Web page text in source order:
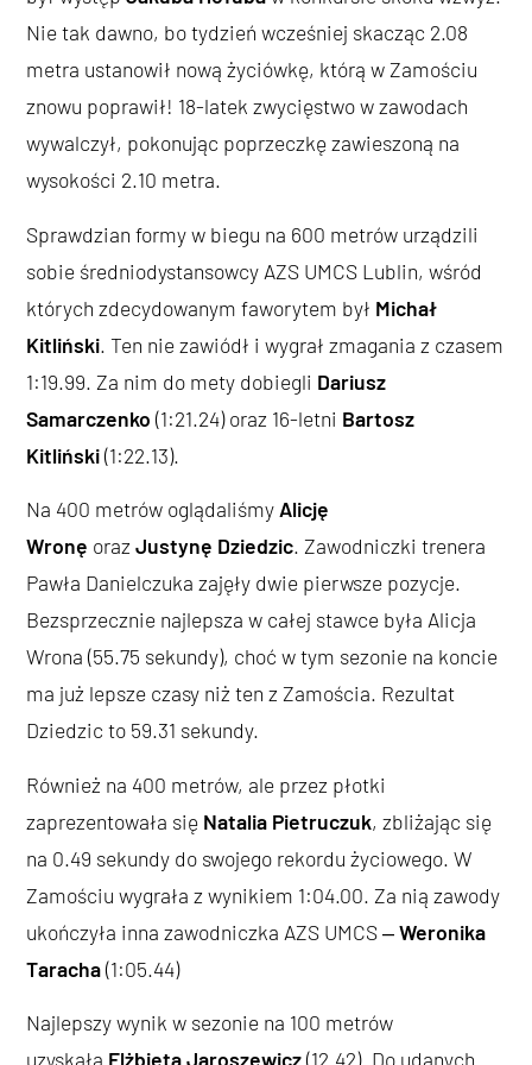
Nie tak dawno, bo tydzień wcześniej skacząc 2.08
metra ustanowił nową życiówkę, którą w Zamościu
znowu poprawił! 18-latek zwycięstwo w zawodach
wywalczył, pokonując poprzeczkę zawieszoną na
wysokości 2.10 metra.
Sprawdzian formy w biegu na 600 metrów urządzili
sobie średniodystansowcy AZS UMCS Lublin, wśród
których zdecydowanym faworytem był Michał
Kitliński. Ten nie zawiódł i wygrał zmagania z czasem
1:19.99. Za nim do mety dobiegli Dariusz
Samarczenko(1:21.24) oraz 16-letni Bartosz
Kitliński(1:22.13).
Na 400 metrów oglądaliśmy Alicję
Wronę orazJustynę Dziedzic. Zawodniczki trenera
Pawła Danielczuka zajęły dwie pierwsze pozycje.
Bezsprzecznie najlepsza w całej stawce była Alicja
Wrona (55.75 sekundy), choć w tym sezonie na koncie
ma już lepsze czasy niż ten z Zamościa. Rezultat
Dziedzic to 59.31 sekundy.
Również na 400 metrów, ale przez płotki
zaprezentowała się Natalia Pietruczuk, zbliżając się
na 0.49 sekundy do swojego rekordu życiowego. W
Zamościu wygrała z wynikiem 1:04.00. Za nią zawody
ukończyła inna zawodniczka AZS UMCS ‒Weronika
Taracha(1:05.44)
Najlepszy wynik w sezonie na 100 metrów
uzyskała Elżbieta Jaroszewicz(12.42). Do udanych